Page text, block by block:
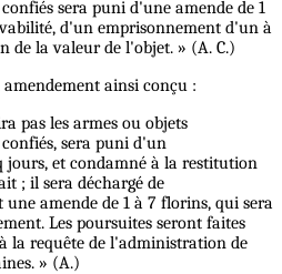
sera puni d'une amende de 1
d'un emprisonnement d'un à
de la valeur de l'objet. » (A. C.)
amendement ainsi conçu :
pas les armes ou objets
sera puni d'un
et condamné à la restitution
; il sera déchargé de
amende de 1 à 7 florins, qui sera
Les poursuites seront faites
la requête de l'administration de
» (A.)